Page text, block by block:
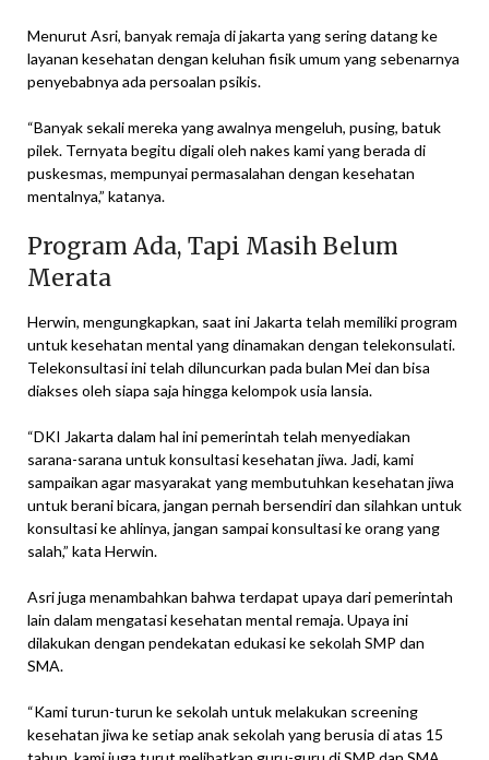
Menurut Asri, banyak remaja di jakarta yang sering datang ke
layanan kesehatan dengan keluhan fisik umum yang sebenarnya
penyebabnya ada persoalan psikis.
“Banyak sekali mereka yang awalnya mengeluh, pusing, batuk
pilek. Ternyata begitu digali oleh nakes kami yang berada di
puskesmas, mempunyai permasalahan dengan kesehatan
mentalnya,” katanya.
Program Ada, Tapi Masih Belum
Merata
Herwin, mengungkapkan, saat ini Jakarta telah memiliki program
untuk kesehatan mental yang dinamakan dengan telekonsulati.
Telekonsultasi ini telah diluncurkan pada bulan Mei dan bisa
diakses oleh siapa saja hingga kelompok usia lansia.
“DKI Jakarta dalam hal ini pemerintah telah menyediakan
sarana-sarana untuk konsultasi kesehatan jiwa. Jadi, kami
sampaikan agar masyarakat yang membutuhkan kesehatan jiwa
untuk berani bicara, jangan pernah bersendiri dan silahkan untuk
konsultasi ke ahlinya, jangan sampai konsultasi ke orang yang
salah,” kata Herwin.
Asri juga menambahkan bahwa terdapat upaya dari pemerintah
lain dalam mengatasi kesehatan mental remaja. Upaya ini
dilakukan dengan pendekatan edukasi ke sekolah SMP dan
SMA.
“Kami turun-turun ke sekolah untuk melakukan screening
kesehatan jiwa ke setiap anak sekolah yang berusia di atas 15